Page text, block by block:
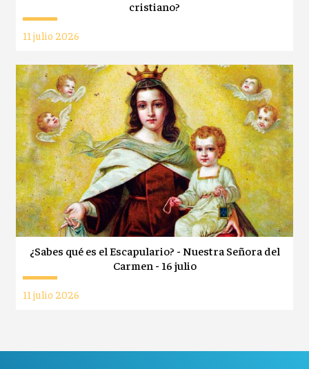
cristiano?
11 julio 2026
¿Sabes qué es el Escapulario? - Nuestra Señora del
Carmen - 16 julio
11 julio 2026